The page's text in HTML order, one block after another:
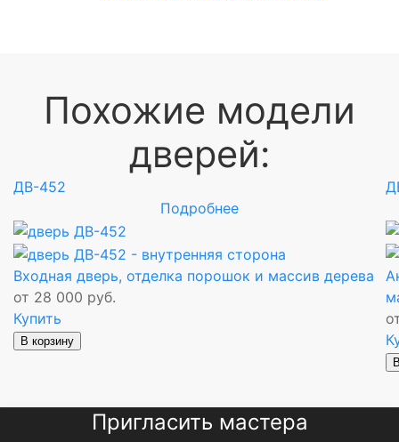
Похожие модели
дверей:
ДВ-452
Подробнее
Входная дверь, отделка порошок и массив дерева
от 28 000 руб.
Купить
В корзину
Пригласить мастера